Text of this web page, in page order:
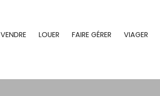
VENDRE LOUER FAIRE GÉRER VIAGER